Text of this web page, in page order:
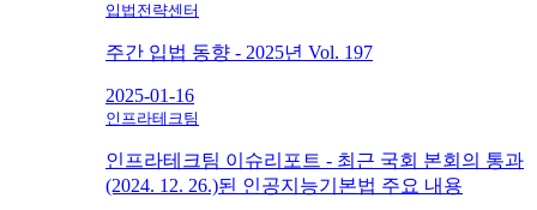
입법전략센터
주간 입법 동향 - 2025년 Vol. 197
2025-01-16
인프라테크팀
인프라테크팀 이슈리포트 - 최근 국회 본회의 통과
(2024. 12. 26.)된 인공지능기본법 주요 내용